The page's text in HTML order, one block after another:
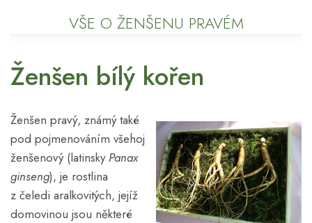
VŠE O ŽENŠENU PRAVÉM
Ženšen bílý kořen
Ženšen pravý, známý také
pod pojmenováním všehoj
ženšenový (latinsky Panax
ginseng), je rostlina
z čeledi aralkovitých, jejíž
domovinou jsou některé